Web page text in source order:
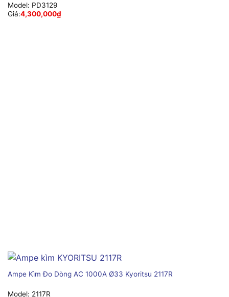
Model: PD3129
Giá:4,300,000₫
Ampe Kìm Đo Dòng AC 1000A Ø33 Kyoritsu 2117R
Model: 2117R